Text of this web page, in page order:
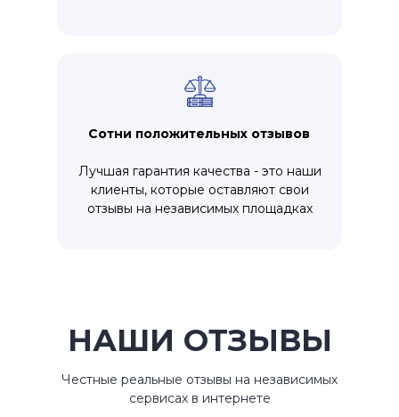
Лучшая гарантия качества - это наши
клиенты, которые оставляют свои
отзывы на независимых площадках
Сотни положительных отзывов
НАШИ ОТЗЫВЫ
Честные реальные отзывы на независимых
сервисах в интернете